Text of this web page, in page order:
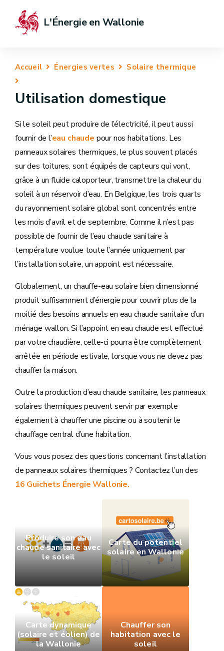
L'Énergie en Wallonie
Accueil Énergies vertes Solaire thermique
Utilisation domestique
Si le soleil peut produire de l’électricité, il peut aussi
fournir de l’eau chaude pour nos habitations. Les
panneaux solaires thermiques, le plus souvent placés
sur des toitures, sont équipés de capteurs qui vont,
grâce à un fluide caloporteur, transmettre la chaleur du
soleil à un réservoir d’eau. En Belgique, les trois quarts
du rayonnement solaire global sont concentrés entre
les mois d’avril et de septembre. Comme il n’est pas
possible de fournir de l’eau chaude sanitaire à
température voulue toute l’année uniquement par
l’installation solaire, un appoint est nécessaire.
Globalement, un chauffe-eau solaire bien dimensionné
produit suffisamment d’énergie pour couvrir plus de la
moitié des besoins annuels en eau chaude sanitaire d’un
ménage wallon. Si l’appoint en eau chaude est effectué
par votre chaudière, celle-ci pourra être complètement
arrêtée en période estivale, lorsque vous ne devez pas
chauffer la maison.
Outre la production d’eau chaude sanitaire, les panneaux
solaires thermiques peuvent servir par exemple
également à chauffer une piscine ou à soutenir le
chauffage central d’une habitation.
Vous vous posez des questions concernant l’installation
de panneaux solaires thermiques ? Contactez l’un des
16 Guichets Énergie Wallonie.
Produire son eau
chaude sanitaire avec
le soleil
Carte du potentiel
solaire en Wallonie
Carte dynamique
(solaire et éolien) de
la Wallonie
Chauffer son
habitation avec le
soleil